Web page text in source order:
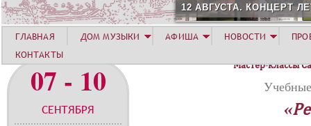
12 АВГУСТА. КОНЦЕРТ ЛЕТНЕЙ
07 - 10
СЕНТЯБРЯ
Мастер-классы
ГЛАВНАЯ ДОМ МУЗЫКИ АФИША НОВОСТИ
КОНТАКТЫ